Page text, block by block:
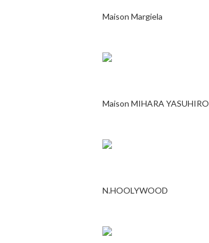
Maison Margiela
Maison MIHARA YASUHIRO
N.HOOLYWOOD